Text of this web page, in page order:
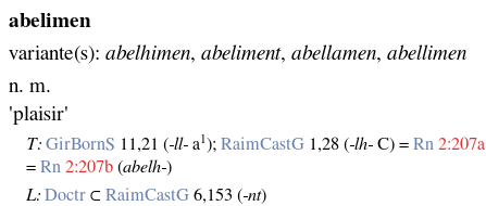
abelimen
variante(s): abelhimen, abeliment, abellamen, abellimen
n. m.
'plaisir'
T: GirBornS 11,21 (‑ll‑ a1);RaimCastG 1,28 (‑lh‑ C) =Rn 2:207a
=Rn 2:207b (abelh‑)
L: Doctr ⊂RaimCastG 6,153 (‑nt)